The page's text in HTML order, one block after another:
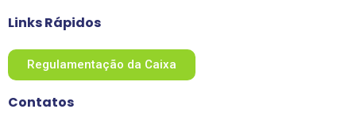
Links Rápidos
Regulamentação da Caixa
Contatos